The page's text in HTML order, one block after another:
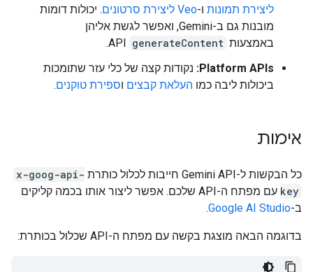
ליצירת תמונות ו-Veo ליצירת סרטונים
. יכולות דומות
מובנות גם ב-Gemini, ואפשר לגשת אליהן
באמצעות generateContent
Platform APIs: נקודות קצה של כלי עזר שתומכות
ביכולות ליבה כמו העלאת קבצים וספירת טוקנים.
אימות
כל הבקשות ל-Gemini API חייבות לכלול כותרת
x-goog-api-
key
עם מפתח ה-API שלכם. אפשר ליצור אותו בכמה קליקים
ב-Google AI Studio
.
בדוגמה הבאה מוצגת בקשה עם מפתח ה-API שכלול בכותרת: